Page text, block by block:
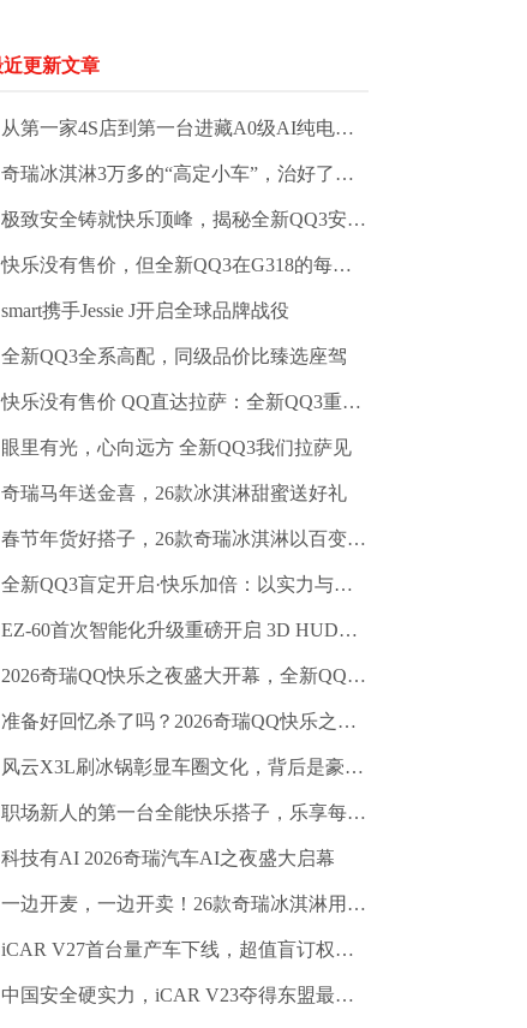
近更新文章
从第一家4S店到第一台进藏A0级AI纯电轿车：QQ与拉萨的情缘
奇瑞冰淇淋3万多的“高定小车”，治好了我的接娃焦虑
极致安全铸就快乐顶峰，揭秘全新QQ3安全底气
快乐没有售价，但全新QQ3在G318的每一个瞬间都值得收藏
smart携手Jessie J开启全球品牌战役
全新QQ3全系高配，同级品价比臻选座驾
快乐没有售价 QQ直达拉萨：全新QQ3重走拉萨路，再续快乐缘
眼里有光，心向远方 全新QQ3我们拉萨见
奇瑞马年送金喜，26款冰淇淋甜蜜送好礼
春节年货好搭子，26款奇瑞冰淇淋以百变空间装下团圆年味
全新QQ3盲定开启·快乐加倍：以实力与诚意对话智电时代
EZ-60首次智能化升级重磅开启 3D HUD行业首发“3D立牌指引”
2026奇瑞QQ快乐之夜盛大开幕，全新QQ3开启盲订
准备好回忆杀了吗？2026奇瑞QQ快乐之夜开启倒计时
风云X3L刷冰锅彰显车圈文化，背后是豪华价值的下探
职场新人的第一台全能快乐搭子，乐享每一天
科技有AI 2026奇瑞汽车AI之夜盛大启幕
一边开麦，一边开卖！26款奇瑞冰淇淋用“亲民剧本”立“高定人设”
iCAR V27首台量产车下线，超值盲订权益同步解锁
中国安全硬实力，iCAR V23夺得东盟最高五星认证，树立全球安全标杆